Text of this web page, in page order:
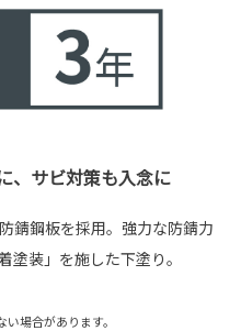
、サビ対策も入念に
錆鋼板を採用。強力な防錆力
塗装」を施した下塗り。
場合があります。